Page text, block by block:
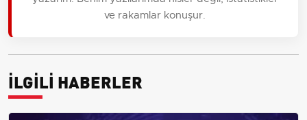
ve rakamlar konuşur.
İLGİLİ HABERLER